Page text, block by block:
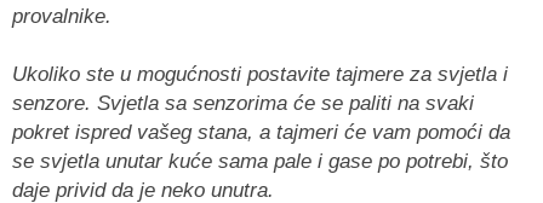
provalnike.
Ukoliko ste u mogućnosti postavite tajmere za svjetla i
senzore. Svjetla sa senzorima će se paliti na svaki
pokret ispred vašeg stana, a tajmeri će vam pomoći da
se svjetla unutar kuće sama pale i gase po potrebi, što
daje privid da je neko unutra.